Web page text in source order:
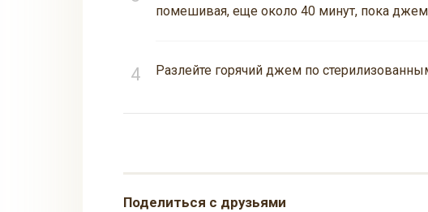
помешивая, еще около 40 минут, пока джем
Разлейте горячий джем по
Поделиться с друзьями